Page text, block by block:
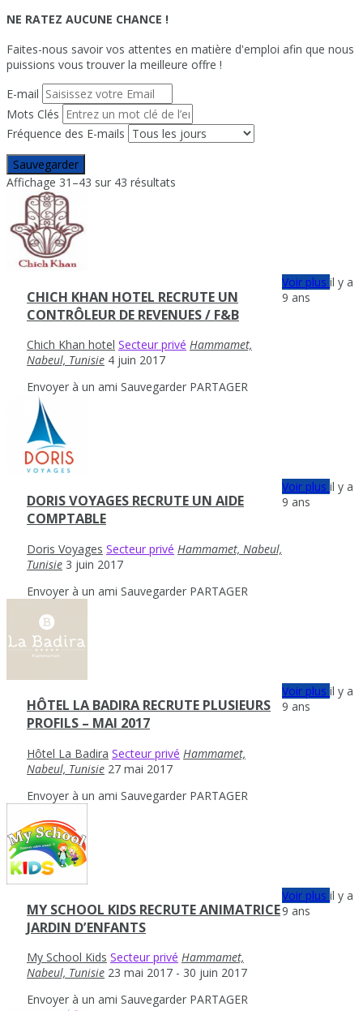
NE RATEZ AUCUNE CHANCE !
Faites-nous savoir vos attentes en matière d'emploi afin que nous
puissions vous trouver la meilleure offre !
E-mail
Mots Clés
Fréquence des E-mails
Sauvegarder
Affichage 31–43 sur 43 résultats
CHICH KHAN HOTEL RECRUTE UN
CONTRÔLEUR DE REVENUES / F&B
Chich Khan hotel Secteur privé Hammamet,
Nabeul, Tunisie 4 juin 2017
Envoyer à un ami Sauvegarder PARTAGER
Voir plusil y a
9 ans
DORIS VOYAGES RECRUTE UN AIDE
COMPTABLE
Doris Voyages Secteur privé Hammamet, Nabeul,
Tunisie 3 juin 2017
Envoyer à un ami Sauvegarder PARTAGER
Voir plusil y a
9 ans
HÔTEL LA BADIRA RECRUTE PLUSIEURS
PROFILS – MAI 2017
Hôtel La Badira Secteur privé Hammamet,
Nabeul, Tunisie 27 mai 2017
Envoyer à un ami Sauvegarder PARTAGER
Voir plusil y a
9 ans
MY SCHOOL KIDS RECRUTE ANIMATRICE
JARDIN D’ENFANTS
My School Kids Secteur privé Hammamet,
Nabeul, Tunisie 23 mai 2017 - 30 juin 2017
Envoyer à un ami Sauvegarder PARTAGER
Voir plusil y a
9 ans